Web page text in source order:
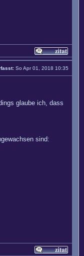
So Apr 01, 2018 10:35
glaube ich, dass
sind: